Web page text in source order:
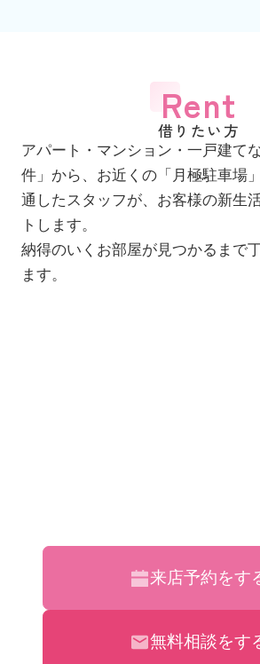
Rent
借りたい方
アパート・マンション・一戸建て
件」から、お近くの「月極駐車場
通したスタッフが、お客様の新生
トします。
納得のいくお部屋が見つかるまで
ます。
来店予約をす
無料相談をす